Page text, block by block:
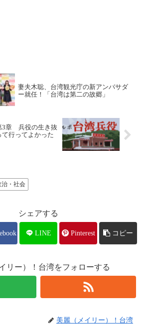
妻夫木聡、台湾観光庁の新アンバサダ
ー就任！「台湾は第二の故郷」
3章 兵役の生き抜
て行ってよかった
治・社会
シェアする
LINE Pinterest コピー
リー）！台湾をフォローする
美麗（メイリー）！台湾